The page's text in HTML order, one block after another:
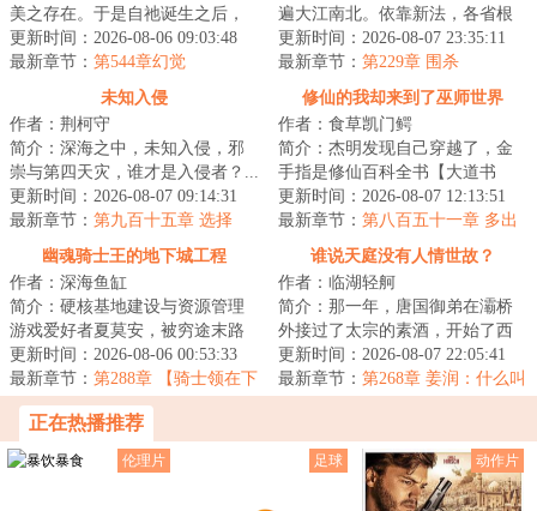
美之存在。于是自祂诞生之后，
原本完美无瑕的世界，出现了瑕
疵。凌驾于芸芸...
更新时间：2026-08-06 09:03:48
最新章节： 第544章幻觉
遍大江南北。依靠新法，各省根
据地域发展出不同的专属职业。
中原的斥候、...
更新时间：2026-08-07 23:35:11
最新章节： 第229章 围杀
未知入侵
作者：荆柯守
简介：深海之中，未知入侵，邪
崇与第四天灾，谁才是入侵者？...
更新时间：2026-08-07 09:14:31
最新章节： 第九百十五章 选择
修仙的我却来到了巫师世界
作者：食草凯门鳄
简介：杰明发现自己穿越了，金
手指是修仙百科全书【大道书
阁】，可为什么穿越的却是巫师
世界？！星环联邦...
更新时间：2026-08-07 12:13:51
最新章节： 第八百五十一章 多出
来的七级
幽魂骑士王的地下城工程
作者：深海鱼缸
简介：硬核基地建设与资源管理
游戏爱好者夏莫安，被穷途末路
的混血魔族塔莉亚·罗诺威召唤，
穿越异世界，...
更新时间：2026-08-06 00:53:33
最新章节： 第288章 【骑士领在下
雨】
谁说天庭没有人情世故？
作者：临湖轻舸
简介：那一年，唐国御弟在灞桥
外接过了太宗的素酒，开始了西
行求法之路。那一年，天庭大长
公主思凡下界，...
更新时间：2026-08-07 22:05:41
最新章节： 第268章 姜润：什么叫
正在热播推荐
伦理片 足球 动作片